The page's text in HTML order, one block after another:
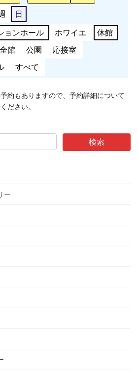
日
ョンホール ホワイエ 休館
全館 公園 応接室
すべて
約もありますので、予約詳細について
ださい。
ー